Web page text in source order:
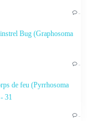
…
Bug (Graphosoma
…
de feu (Pyrrhosoma
31
…